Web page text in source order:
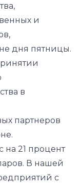
и
дня пятницы.
в
партнеров
на 21 процент
В нашей
с